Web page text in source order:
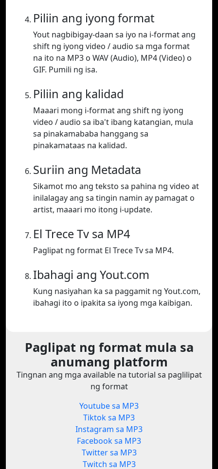
Piliin ang iyong format
Yout nagbibigay-daan sa iyo na i-format ang
shift ng iyong video / audio sa mga format
na ito na MP3 o WAV (Audio), MP4 (Video) o
GIF. Pumili ng isa.
Piliin ang kalidad
Maaari mong i-format ang shift ng iyong
video / audio sa iba't ibang katangian, mula
sa pinakamababa hanggang sa
pinakamataas na kalidad.
Suriin ang Metadata
Sikamot mo ang teksto sa pahina ng video at
inilalagay ang sa tingin namin ay pamagat o
artist, maaari mo itong i-update.
El Trece Tv sa MP4
Paglipat ng format El Trece Tv sa MP4.
Ibahagi ang Yout.com
Kung nasiyahan ka sa paggamit ng Yout.com,
ibahagi ito o ipakita sa iyong mga kaibigan.
Paglipat ng format mula sa
anumang platform
Tingnan ang mga available na tutorial sa paglilipat
ng format
Youtube sa MP3
Tiktok sa MP3
Instagram sa MP3
Facebook sa MP3
Twitter sa MP3
Twitch sa MP3